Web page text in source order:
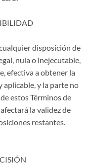
disposición de
nula o inejecutable,
efectiva a obtener la
aplicable, y la parte no
estos Términos de
la validez de
restantes.